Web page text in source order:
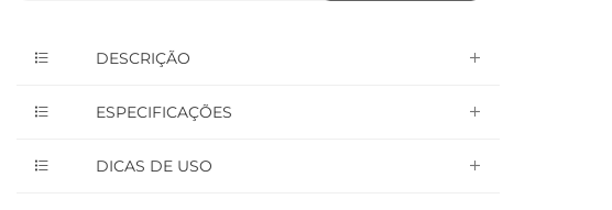
DESCRIÇÃO
ESPECIFICAÇÕES
DICAS DE USO